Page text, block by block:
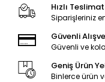
Hızlı Teslimat
Siparişleriniz
Güvenli
Güvenli ve
Geniş Ürün
Binlerce ürün